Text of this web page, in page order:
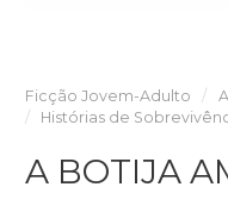
Ficção Jovem-Adulto
Histórias de
A BOTIJA